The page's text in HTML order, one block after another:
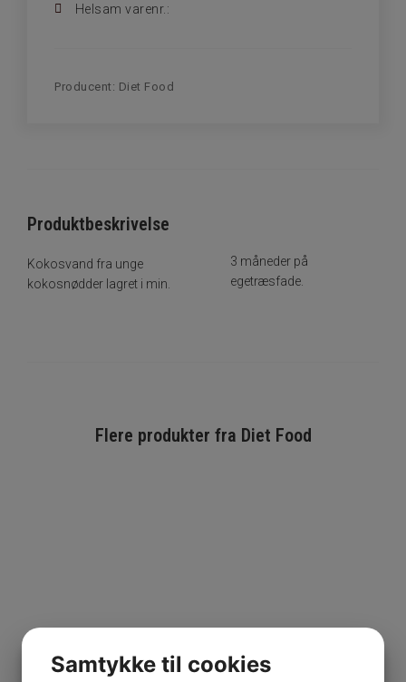
Helsam varenr.:
Producent: Diet Food
Produktbeskrivelse
Kokosvand fra unge
kokosnødder lagret i min.
3 måneder på
egetræsfade.
Flere produkter fra Diet Food
Samtykke til cookies